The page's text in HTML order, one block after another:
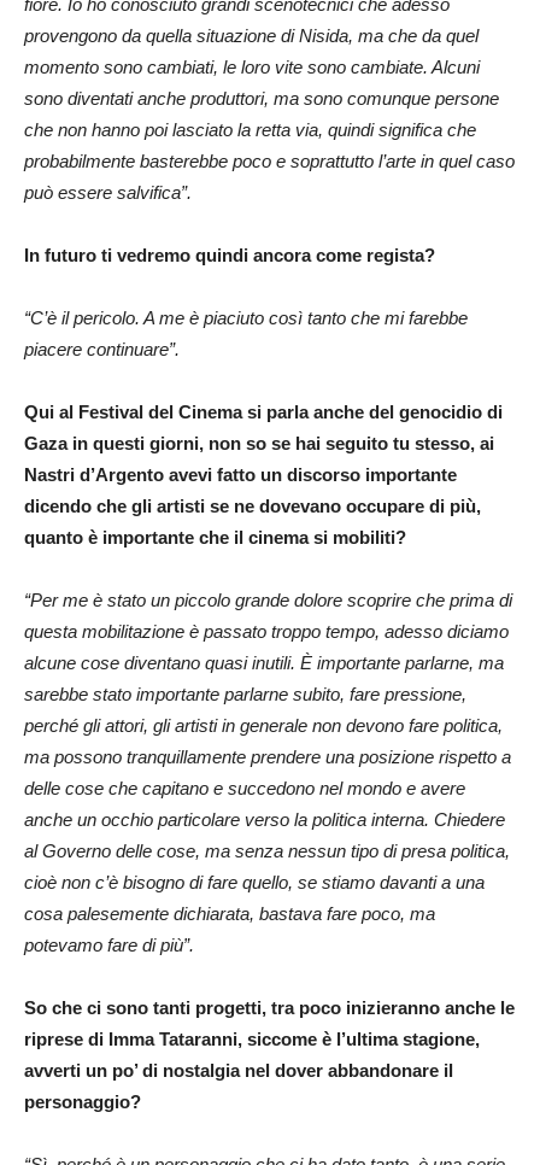
fiore. Io ho conosciuto grandi scenotecnici che adesso
provengono da quella situazione di Nisida, ma che da quel
momento sono cambiati, le loro vite sono cambiate. Alcuni
sono diventati anche produttori, ma sono comunque persone
che non hanno poi lasciato la retta via, quindi significa che
probabilmente basterebbe poco e soprattutto l’arte in quel caso
può essere salvifica”.
In futuro ti vedremo quindi ancora come regista?
“C’è il pericolo. A me è piaciuto così tanto che mi farebbe
piacere continuare”.
Qui al Festival del Cinema si parla anche del genocidio di
Gaza in questi giorni, non so se hai seguito tu stesso, ai
Nastri d’Argento avevi fatto un discorso importante
dicendo che gli artisti se ne dovevano occupare di più,
quanto è importante che il cinema si mobiliti?
“Per me è stato un piccolo grande dolore scoprire che prima di
questa mobilitazione è passato troppo tempo, adesso diciamo
alcune cose diventano quasi inutili. È importante parlarne, ma
sarebbe stato importante parlarne subito, fare pressione,
perché gli attori, gli artisti in generale non devono fare politica,
ma possono tranquillamente prendere una posizione rispetto a
delle cose che capitano e succedono nel mondo e avere
anche un occhio particolare verso la politica interna. Chiedere
al Governo delle cose, ma senza nessun tipo di presa politica,
cioè non c’è bisogno di fare quello, se stiamo davanti a una
cosa palesemente dichiarata, bastava fare poco, ma
potevamo fare di più”.
So che ci sono tanti progetti, tra poco inizieranno anche le
riprese di Imma Tataranni, siccome è l’ultima stagione,
avverti un po’ di nostalgia nel dover abbandonare il
personaggio?